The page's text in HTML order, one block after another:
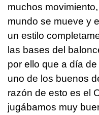
muchos
mundo se mueve y
un estilo
las bases del
por ello que a día
uno de los buenos
razón de esto es el
jugábamos muy